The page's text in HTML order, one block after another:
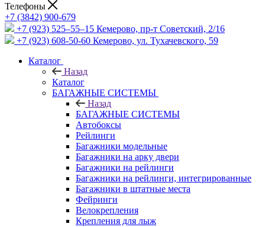
Телефоны
+7 (3842) 900-679
+7 (923) 525–55–15 Кемерово, пр-т Советский, 2/16
+7 (923) 608-50-60 Кемерово, ул. Тухачевского, 59
Каталог
Назад
Каталог
БАГАЖНЫЕ СИСТЕМЫ
Назад
БАГАЖНЫЕ СИСТЕМЫ
Автобоксы
Рейлинги
Багажники модельные
Багажники на арку двери
Багажники на рейлинги
Багажники на рейлинги, интегрированные
Багажники в штатные места
Фейринги
Велокрепления
Крепления для лыж